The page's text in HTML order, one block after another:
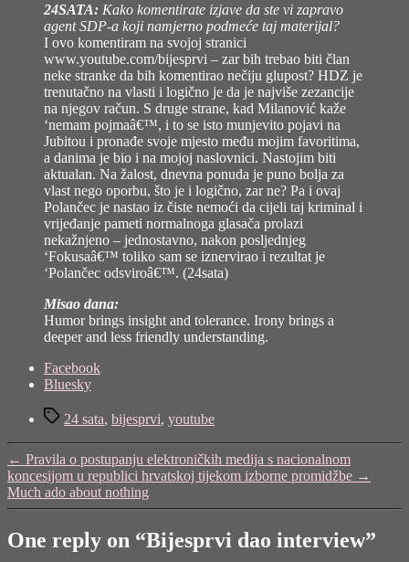
24SATA: Kako komentirate izjave da ste vi zapravo
agent SDP-a koji namjerno podmeće taj materijal?
I ovo komentiram na svojoj stranici
www.youtube.com/bijesprvi – zar bih trebao biti član
neke stranke da bih komentirao nečiju glupost? HDZ je
trenutačno na vlasti i logično je da je najviše zezancije
na njegov račun. S druge strane, kad Milanović kaže
‘nemam pojmaâ€™, i to se isto munjevito pojavi na
Jubitou i pronađe svoje mjesto među mojim favoritima,
a danima je bio i na mojoj naslovnici. Nastojim biti
aktualan. Na žalost, dnevna ponuda je puno bolja za
vlast nego oporbu, što je i logično, zar ne? Pa i ovaj
Polančec je nastao iz čiste nemoći da cijeli taj kriminal i
vrijeđanje pameti normalnoga glasača prolazi
nekažnjeno – jednostavno, nakon posljednjeg
‘Fokusaâ€™ toliko sam se iznervirao i rezultat je
‘Polančec odsviroâ€™. (24sata)
Misao dana:
Humor brings insight and tolerance. Irony brings a
deeper and less friendly understanding.
Share
"Bijesprvi
interview"
Facebook
Bluesky
Tags24 sata, bijesprvi, youtube
← Pravila o postupanju elektroničkih medija s nacionalnom
koncesijom u republici hrvatskoj tijekom izborne promidžbe →
Much ado about nothing
One reply on “Bijesprvi dao interview”